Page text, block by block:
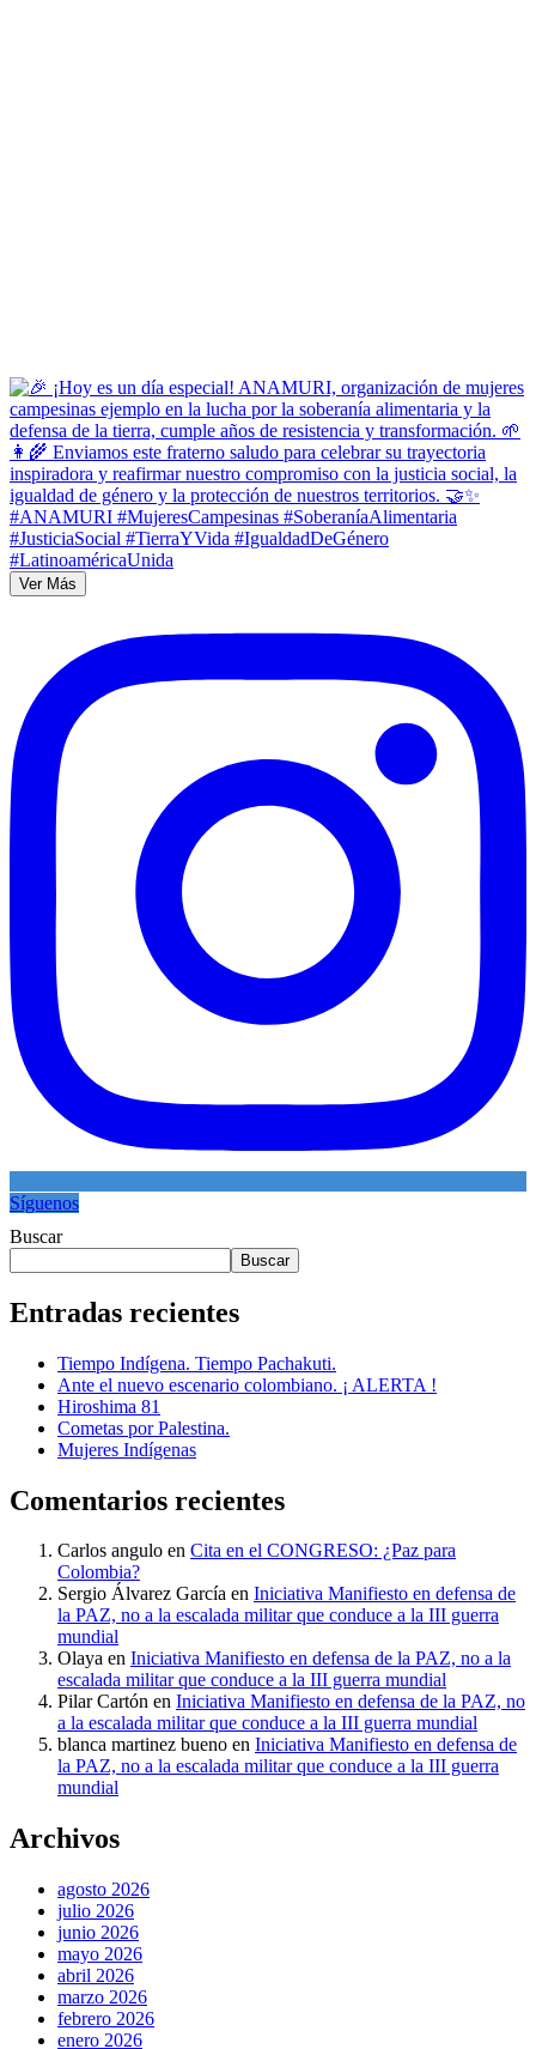
Ver Más
Síguenos
Buscar
Buscar
Entradas recientes
Tiempo Indígena. Tiempo Pachakuti.
Ante el nuevo escenario colombiano. ¡ ALERTA !
Hiroshima 81
Cometas por Palestina.
Mujeres Indígenas
Comentarios recientes
Carlos angulo en Cita en el CONGRESO: ¿Paz para
Colombia?
Sergio Álvarez García en Iniciativa Manifiesto en defensa de
la PAZ, no a la escalada militar que conduce a la III guerra
mundial
Olaya en Iniciativa Manifiesto en defensa de la PAZ, no a la
escalada militar que conduce a la III guerra mundial
Pilar Cartón en Iniciativa Manifiesto en defensa de la PAZ, no
a la escalada militar que conduce a la III guerra mundial
blanca martinez bueno en Iniciativa Manifiesto en defensa de
la PAZ, no a la escalada militar que conduce a la III guerra
mundial
Archivos
agosto 2026
julio 2026
junio 2026
mayo 2026
abril 2026
marzo 2026
febrero 2026
enero 2026